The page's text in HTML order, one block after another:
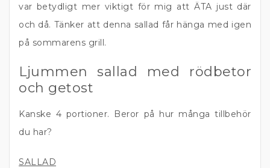
var betydligt mer viktigt för mig att ÄTA just där
och då. Tänker att denna sallad får hänga med igen
på sommarens grill.
Ljummen sallad med rödbetor
och getost
Kanske 4 portioner. Beror på hur många tillbehör
du har?
SALLAD